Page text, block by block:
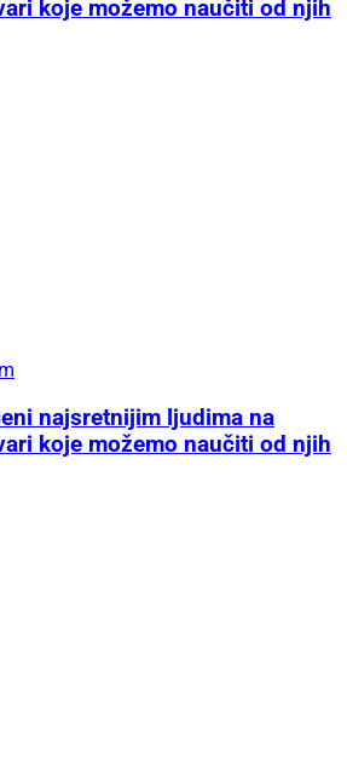
koje možemo naučiti od njih
najsretnijim ljudima na
koje možemo naučiti od njih